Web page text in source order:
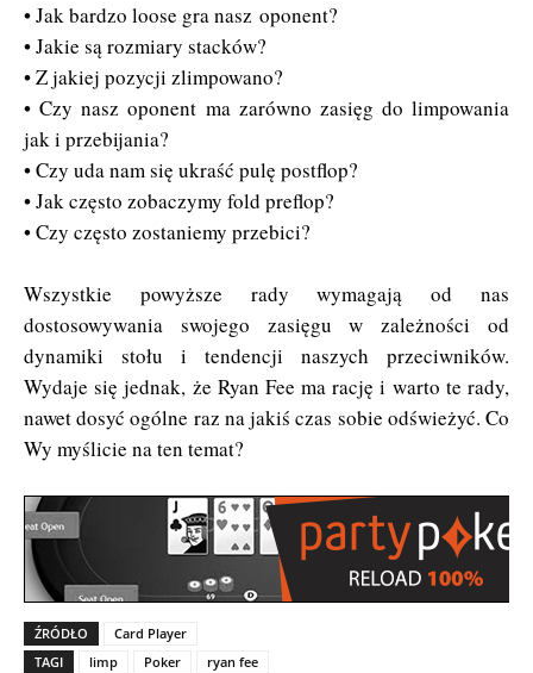
• Jak bardzo loose gra nasz oponent?
• Jakie są rozmiary stacków?
• Z jakiej pozycji zlimpowano?
• Czy nasz oponent ma zarówno zasięg do limpowania
jak i przebijania?
• Czy uda nam się ukraść pulę postflop?
• Jak często zobaczymy fold preflop?
• Czy często zostaniemy przebici?
Wszystkie powyższe rady wymagają od nas
dostosowywania swojego zasięgu w zależności od
dynamiki stołu i tendencji naszych przeciwników.
Wydaje się jednak, że Ryan Fee ma rację i warto te rady,
nawet dosyć ogólne raz na jakiś czas sobie odświeżyć. Co
Wy myślicie na ten temat?
ŹRÓDŁO
Card Player
TAGI
limp Poker ryan fee